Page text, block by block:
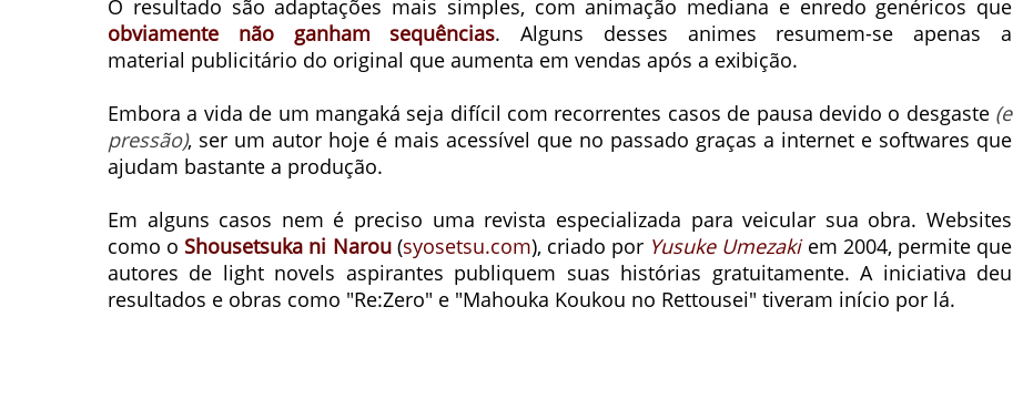
O resultado são adaptações mais simples, com animação mediana e enredo genéricos que
obviamente não ganham sequências. Alguns desses animes resumem-se apenas a
material publicitário do original que aumenta em vendas após a exibição.
Embora a vida de um mangaká seja difícil com recorrentes casos de pausa devido o desgaste (e
pressão), ser um autor hoje é mais acessível que no passado graças a internet e softwares que
ajudam bastante a produção.
Em alguns casos nem é preciso uma revista especializada para veicular sua obra. Websites
como o Shousetsuka ni Narou(syosetsu.com), criado por Yusuke Umezakiem 2004, permite que
autores de light novels aspirantes publiquem suas histórias gratuitamente. A iniciativa deu
resultados e obras como "Re:Zero" e "Mahouka Koukou no Rettousei" tiveram início por lá.